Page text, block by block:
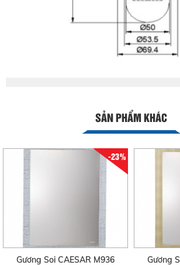
SẢN PHẨM KHÁC
-23%
Gương Soi CAESAR M936
Gương